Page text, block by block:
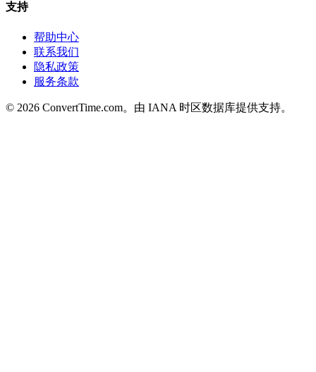
支持
帮助中心
联系我们
隐私政策
服务条款
© 2026 ConvertTime.com。由 IANA 时区数据库提供支持。